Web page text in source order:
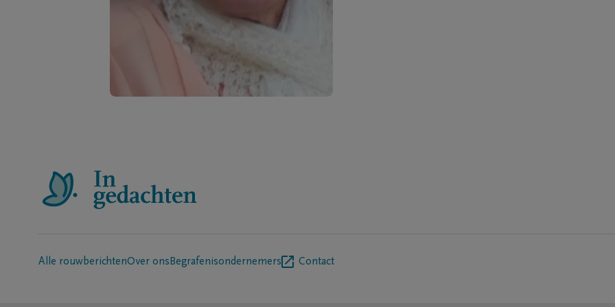
Alle rouwberichtenOver ons Begrafenisondernemers Contact